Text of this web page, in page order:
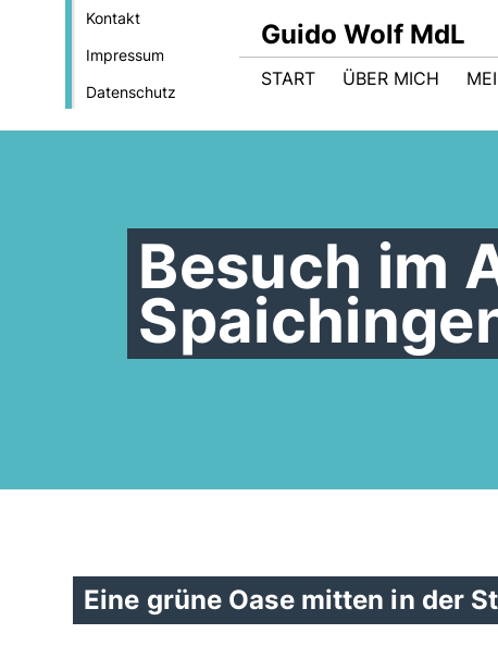
Kontakt
Impressum
Datenschutz
Guido Wolf MdL
START ÜBER MICH
Besuch im
Eine grüne Oase mitten in der